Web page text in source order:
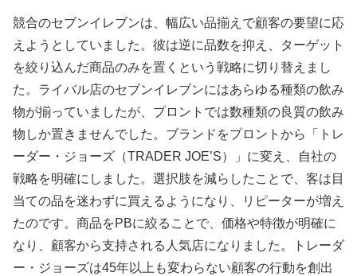
競合のセブンイレブンは、 幅広い品揃えで顧客の要望に応
えようとしていました。彼は逆に品数を抑え、
ターゲット
を絞り込んだ商品のみを置くという戦略に切り替えまし
た。ライバル店のセブンイレブンにはあらゆる種類の飲み
物が揃っていましたが、 プロントでは数種類の良質の飲み
物しか置きませんでした。ブランドをプロントから「トレ
ーダー・ジョーズ（TRADER JOE’S）」に変え、自社の
戦略を明確にしました。選択肢を減らしたことで、 客は目
当ての品を迷わずに買えるようになり、
リピーターが増え
たのです。商品をPBに絞ることで、価格や特徴が明確に
なり、顧客から支持される人気店になりました。トレーダ
ー・ ジョーズは45年以上も変わらない顧客の行動を創出